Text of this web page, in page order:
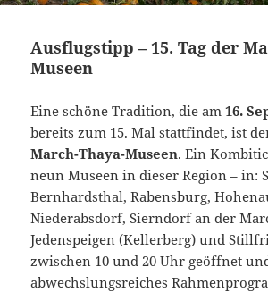
Ausflugstipp – 15. Tag der
Museen
Eine schöne Tradition, die am16.
bereits zum 15. Mal stattfindet, ist
March-Thaya-Museen. Ein
neun Museen in dieser Region – in:
Bernhardsthal, Rabensburg,
Niederabsdorf, Sierndorf an der
Jedenspeigen (Kellerberg) und
zwischen 10 und 20 Uhr geöffnet
abwechslungsreiches